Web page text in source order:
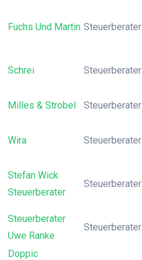
Fuchs Und Martin Steuerberater
Schrei Steuerberater
Milles & Strobel Steuerberater
Wira Steuerberater
Stefan Wick
Steuerberater
Steuerberater
Steuerberater
Uwe Ranke
Steuerberater
Doppic